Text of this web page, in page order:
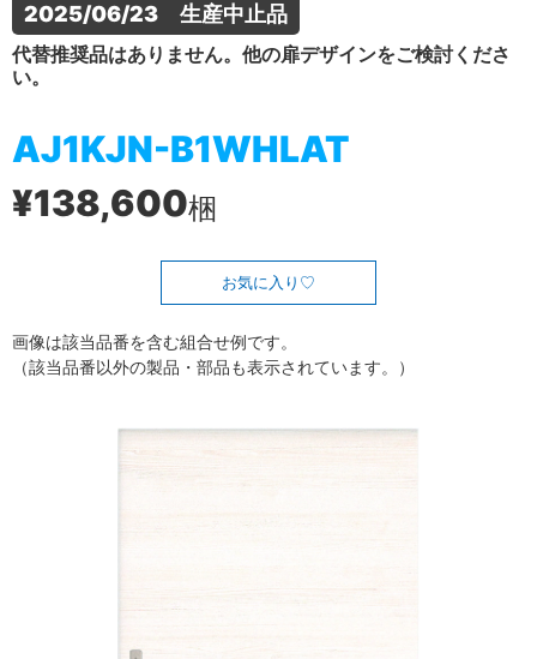
2025/06/23　生産中止品
代替推奨品はありません。他の扉デザインをご検討くださ
い。
AJ1KJN-B1WHLAT
¥138,600梱
お気に入り
画像は該当品番を含む組合せ例です。
（該当品番以外の製品・部品も表示されています。）